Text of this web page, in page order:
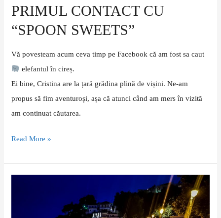
PRIMUL CONTACT CU
“SPOON SWEETS”
Vă povesteam acum ceva timp pe Facebook că am fost sa caut
elefantul în cireș.
Ei bine, Cristina are la țară grădina plină de vișini. Ne-am
propus să fim aventuroși, așa că atunci când am mers în vizită
am continuat căutarea.
Read More »